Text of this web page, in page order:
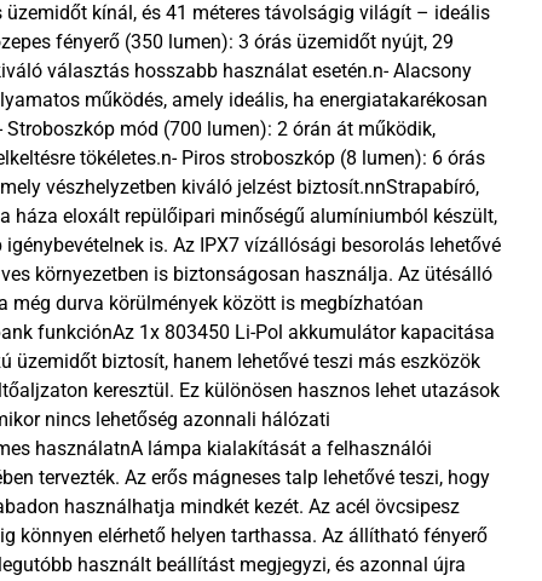
üzemidőt kínál, és 41 méteres távolságig világít – ideális
fényerő (350 lumen): 3 órás üzemidőt nyújt, 29
választás hosszabb használat esetén.n- Alacsony
működés, amely ideális, ha energiatakarékosan
mód (700 lumen): 2 órán át működik,
tökéletes.n- Piros stroboszkóp (8 lumen): 6 órás
vészhelyzetben kiváló jelzést biztosít.nnStrapabíró,
háza eloxált repülőipari minőségű alumíniumból készült,
is. Az IPX7 vízállósági besorolás lehetővé
környezetben is biztonságosan használja. Az ütésálló
még durva körülmények között is megbízhatóan
funkciónAz 1x 803450 Li-Pol akkumulátor kapacitása
üzemidőt biztosít, hanem lehetővé teszi más eszközök
keresztül. Ez különösen hasznos lehet utazások
nincs lehetőség azonnali hálózati
használatnA lámpa kialakítását a felhasználói
tervezték. Az erős mágneses talp lehetővé teszi, hogy
használhatja mindkét kezét. Az acél övcsipesz
könnyen elérhető helyen tarthassa. Az állítható fényerő
használt beállítást megjegyzi, és azonnal újra